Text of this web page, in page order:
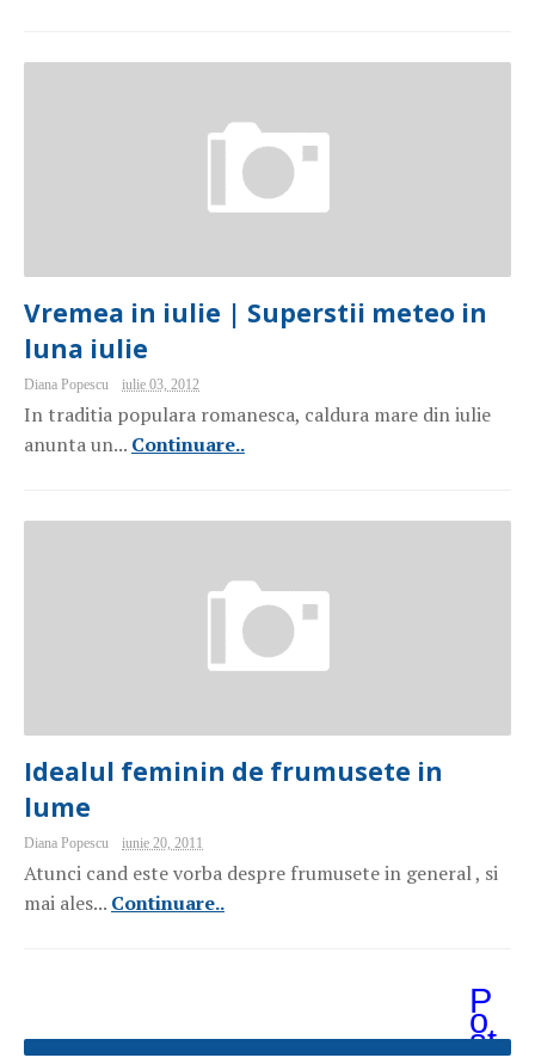
Vremea in iulie | Superstii meteo in
luna iulie
Diana Popescu iulie 03, 2012
In traditia populara romanesca, caldura mare din iulie
anunta un... Continuare..
Idealul feminin de frumusete in
lume
Diana Popescu iunie 20, 2011
Atunci cand este vorba despre frumusete in general , si
mai ales... Continuare..
P
o
st